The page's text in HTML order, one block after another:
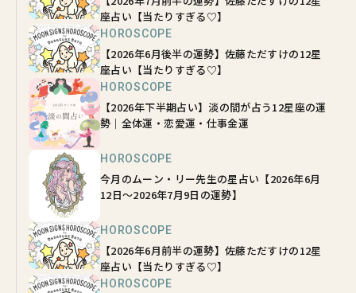
座占い【当たりすぎる♡】
HOROSCOPE
【2026年6月後半の運勢】佐藤ただすけの12星
座占い【当たりすぎる♡】
HOROSCOPE
【2026年下半期占い】淡の間が占う12星座の運
勢｜全体運・恋愛運・仕事金運
HOROSCOPE
今月のムーン・リー先生の星占い【2026年6月
12日～2026年7月9日の運勢】
HOROSCOPE
【2026年6月前半の運勢】佐藤ただすけの12星
座占い【当たりすぎる♡】
HOROSCOPE